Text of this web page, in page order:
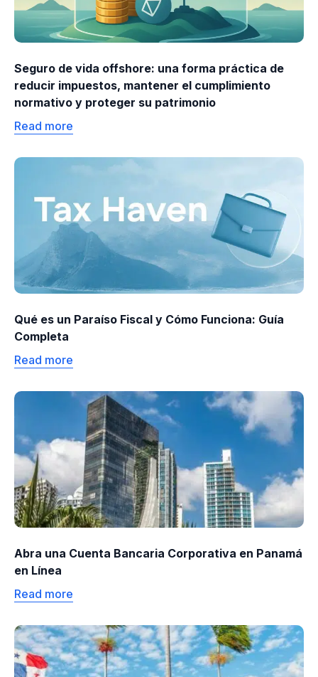
Seguro de vida offshore: una forma práctica de
reducir impuestos, mantener el cumplimiento
normativo y proteger su patrimonio
Read more
Qué es un Paraíso Fiscal y Cómo Funciona: Guía
Completa
Read more
Abra una Cuenta Bancaria Corporativa en Panamá
en Línea
Read more